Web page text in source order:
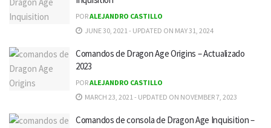
PORALEJANDRO CASTILLO
JUNE 30, 2021 - UPDATED ON MAY 31, 2024
Comandos de Dragon Age Origins – Actualizado
2023
PORALEJANDRO CASTILLO
MARCH 23, 2021 - UPDATED ON NOVEMBER 7, 2023
Comandos de consola de Dragon Age Inquisition –